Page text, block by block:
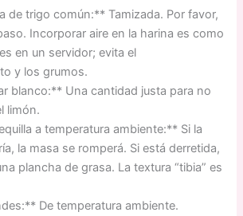
de trigo común:** Tamizada. Por favor,
Incorporar aire en la harina es como
en un servidor; evita el
y los grumos.
blanco:** Una cantidad justa para no
limón.
a temperatura ambiente:** Si la
la masa se romperá. Si está derretida,
plancha de grasa. La textura “tibia” es
De temperatura ambiente.